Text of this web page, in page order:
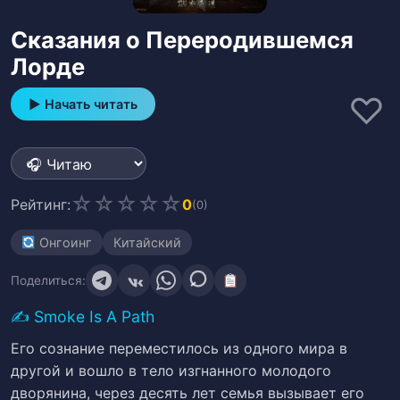
Сказания о Переродившемся
Лорде
▶ Начать читать ♡
Рейтинг: ☆ ☆ ☆ ☆ ☆0(0)
Онгоинг Китайский
Поделиться:
✍️ Smoke Is A Path
Его сознание переместилось из одного мира в
другой и вошло в тело изгнанного молодого
дворянина, через десять лет семья вызывает его